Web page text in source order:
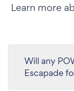
Learn more
Will any
Escapade